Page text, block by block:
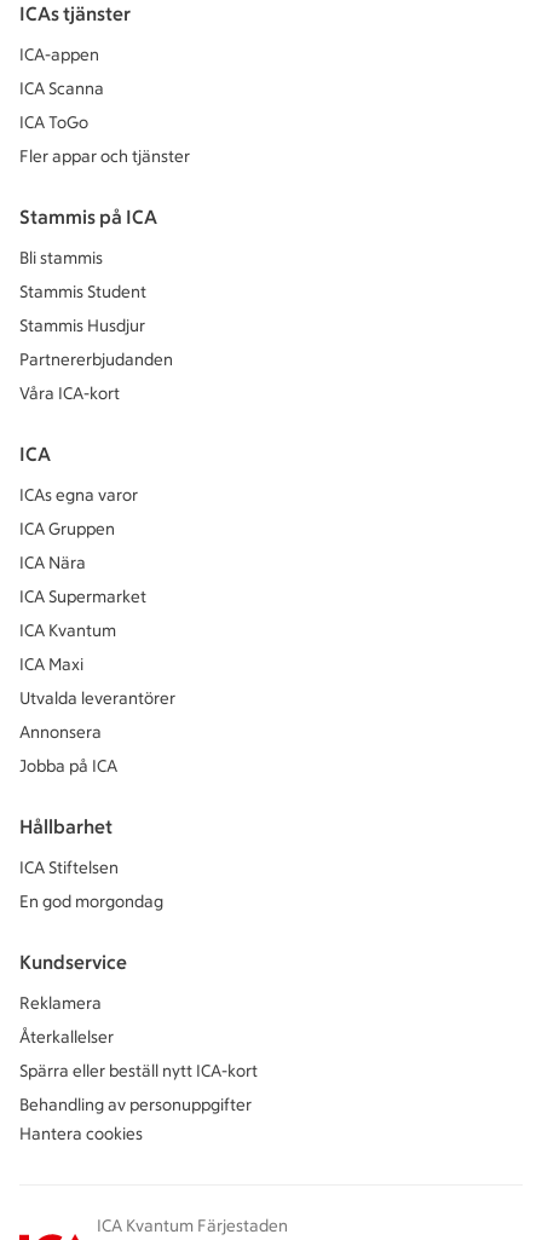
ICAs tjänster
ICA-appen
ICA Scanna
ICA ToGo
Fler appar och tjänster
Stammis på ICA
Bli stammis
Stammis Student
Stammis Husdjur
Partnererbjudanden
Våra ICA-kort
ICA
ICAs egna varor
ICA Gruppen
ICA Nära
ICA Supermarket
ICA Kvantum
ICA Maxi
Utvalda leverantörer
Annonsera
Jobba på ICA
Hållbarhet
ICA Stiftelsen
En god morgondag
Kundservice
Reklamera
Återkallelser
Spärra eller beställ nytt ICA-kort
Behandling av personuppgifter
Hantera cookies
ICA Kvantum Färjestaden